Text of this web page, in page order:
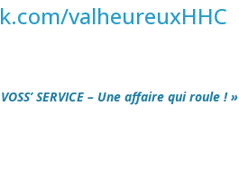
valheureuxHHC
SERVICE – Une affaire qui roule ! »